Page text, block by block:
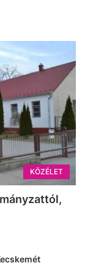
KÖZÉLET